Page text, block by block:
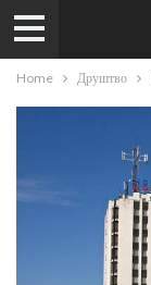
Home Друштво